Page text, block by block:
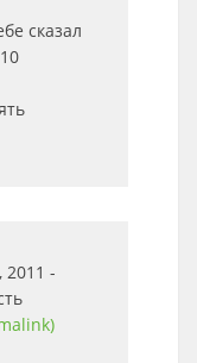
сказал
2011 -